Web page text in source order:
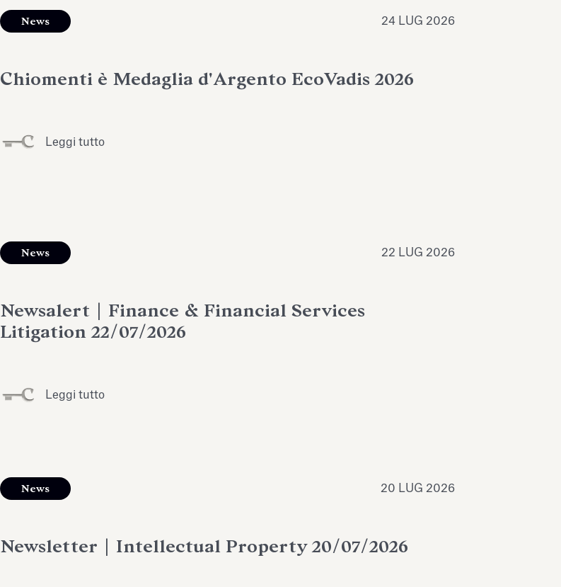
News 24 LUG 2026
Chiomenti è Medaglia d'Argento EcoVadis 2026
Leggi tutto
News 22 LUG 2026
Newsalert | Finance & Financial Services
Litigation 22/07/2026
Leggi tutto
News 20 LUG 2026
Newsletter | Intellectual Property 20/07/2026